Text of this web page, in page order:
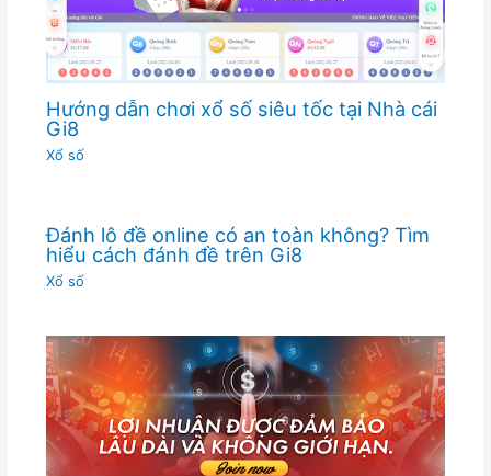
Hướng dẫn chơi xổ số siêu tốc tại Nhà cái
Gi8
Xổ số
Đánh lô đề online có an toàn không? Tìm
hiểu cách đánh đề trên Gi8
Xổ số